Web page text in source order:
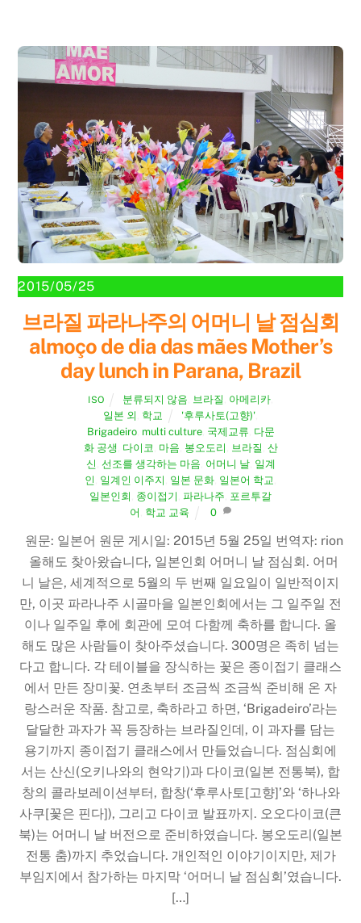
2015/05/25
브라질 파라나주의 어머니 날 점심회
almoço de dia das mães Mother’s
day lunch in Parana, Brazil
ISO 분류되지 않음 브라질 아메리카
일본 외 학교 '후루사토(고향)',
Brigadeiro, multi culture, 국제교류 다문
화 공생 다이코 마음 봉오도리 브라질 산
신 선조를 생각하는 마음 어머니 날, 일계
인 일계인 이주지 일본 문화 일본어 학교
일본인회 종이접기 파라나주 포르투갈
어 학교 교육 0
원문: 일본어 원문 게시일: 2015년 5월 25일 번역자: rion
올해도 찾아왔습니다, 일본인회 어머니 날 점심회. 어머
니 날은, 세계적으로 5월의 두 번째 일요일이 일반적이지
만, 이곳 파라나주 시골마을 일본인회에서는 그 일주일 전
이나 일주일 후에 회관에 모여 다함께 축하를 합니다. 올
해도 많은 사람들이 찾아주셨습니다. 300명은 족히 넘는
다고 합니다. 각 테이블을 장식하는 꽃은 종이접기 클래스
에서 만든 장미꽃. 연초부터 조금씩 조금씩 준비해 온 자
랑스러운 작품. 참고로, 축하라고 하면, ‘Brigadeiro’라는
달달한 과자가 꼭 등장하는 브라질인데, 이 과자를 담는
용기까지 종이접기 클래스에서 만들었습니다. 점심회에
서는 산신(오키나와의 현악기)과 다이코(일본 전통북), 합
창의 콜라보레이션부터, 합창(‘후루사토[고향]’와 ‘하나와
사쿠[꽃은 핀다]), 그리고 다이코 발표까지. 오오다이코(큰
북)는 어머니 날 버전으로 준비하였습니다. 봉오도리(일본
전통 춤)까지 추었습니다. 개인적인 이야기이지만, 제가
부임지에서 참가하는 마지막 ‘어머니 날 점심회’였습니다.
[…]